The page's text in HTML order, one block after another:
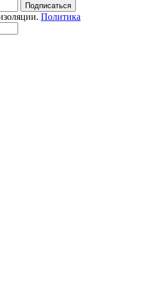
Политика